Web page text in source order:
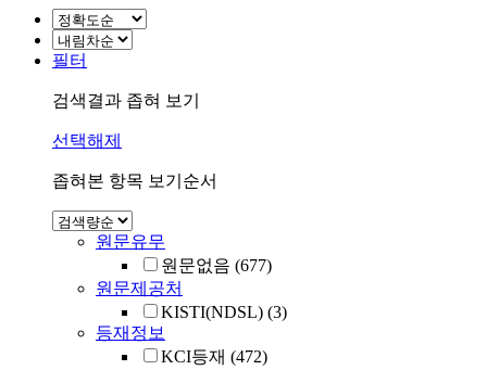
필터
검색결과 좁혀 보기
선택해제
좁혀본 항목 보기순서
원문유무
원문없음 (677)
원문제공처
KISTI(NDSL) (3)
등재정보
KCI등재 (472)